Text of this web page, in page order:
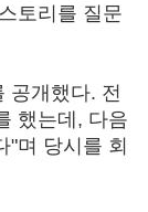
토리를 질문
공개했다. 전
했는데, 다음
"며 당시를 회